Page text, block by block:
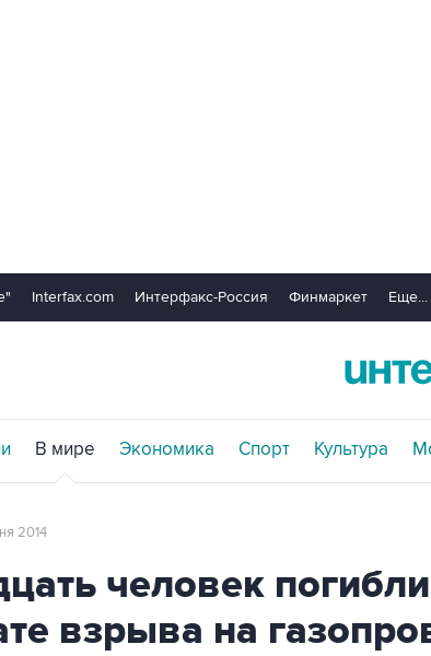
Interfax.com Интерфакс-Россия Финмаркет Еще...
В мире Экономика Спорт Культура
2014
человек
взрыва на